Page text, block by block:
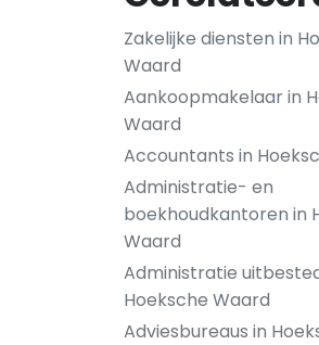
Zakelijke diensten in
Waard
Aankoopmakelaar in
Waard
Accountants in
Administratie- en
boekhoudkantoren in
Waard
Administratie
Hoeksche Waard
Adviesbureaus in